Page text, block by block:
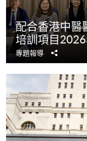
配合香港中
培訓項目
專題報導
享